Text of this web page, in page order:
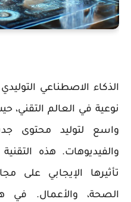
نوعية في العالم
واسع لتوليد محتوى
والفيديوهات. هذه
تأثيرها الإيجابي على
الصحة، والأعمال. في